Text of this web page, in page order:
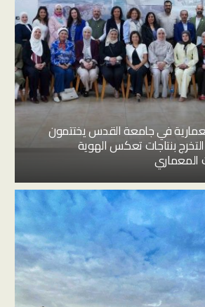
في جامعة القدس يختتمون
بنتاجات تعكس الهوية
المعماري